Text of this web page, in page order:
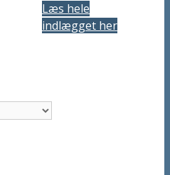
Læs hele
indlægget her